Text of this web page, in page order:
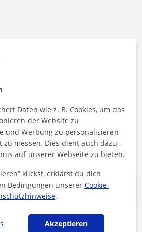
Anfragen
Daten wie z. B. Cookies, um das
der Website zu
und Werbung zu personalisieren
messen. Dies dient auch dazu,
auf unserer Webseite zu bieten.
klickst, erklärst du dich
Bedingungen unsererCookie-
.
Akzeptieren